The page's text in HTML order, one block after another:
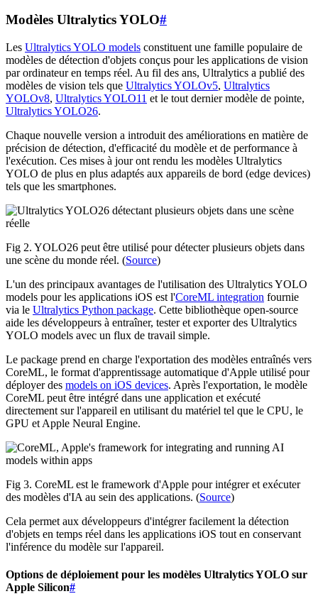
Modèles Ultralytics YOLO#
Les Ultralytics YOLO models constituent une famille populaire de
modèles de détection d'objets conçus pour les applications de vision
par ordinateur en temps réel. Au fil des ans, Ultralytics a publié des
modèles de vision tels que Ultralytics YOLOv5, Ultralytics
YOLOv8, Ultralytics YOLO11 et le tout dernier modèle de pointe,
Ultralytics YOLO26.
Chaque nouvelle version a introduit des améliorations en matière de
précision de détection, d'efficacité du modèle et de performance à
l'exécution. Ces mises à jour ont rendu les modèles Ultralytics
YOLO de plus en plus adaptés aux appareils de bord (edge devices)
tels que les smartphones.
Fig 2. YOLO26 peut être utilisé pour détecter plusieurs objets dans
une scène du monde réel. (Source)
L'un des principaux avantages de l'utilisation des Ultralytics YOLO
models pour les applications iOS est l'CoreML integration fournie
via le Ultralytics Python package. Cette bibliothèque open-source
aide les développeurs à entraîner, tester et exporter des Ultralytics
YOLO models avec un flux de travail simple.
Le package prend en charge l'exportation des modèles entraînés vers
CoreML, le format d'apprentissage automatique d'Apple utilisé pour
déployer des models on iOS devices. Après l'exportation, le modèle
CoreML peut être intégré dans une application et exécuté
directement sur l'appareil en utilisant du matériel tel que le CPU, le
GPU et Apple Neural Engine.
Fig 3. CoreML est le framework d'Apple pour intégrer et exécuter
des modèles d'IA au sein des applications. (Source)
Cela permet aux développeurs d'intégrer facilement la détection
d'objets en temps réel dans les applications iOS tout en conservant
l'inférence du modèle sur l'appareil.
Options de déploiement pour les modèles Ultralytics YOLO sur
Apple Silicon#